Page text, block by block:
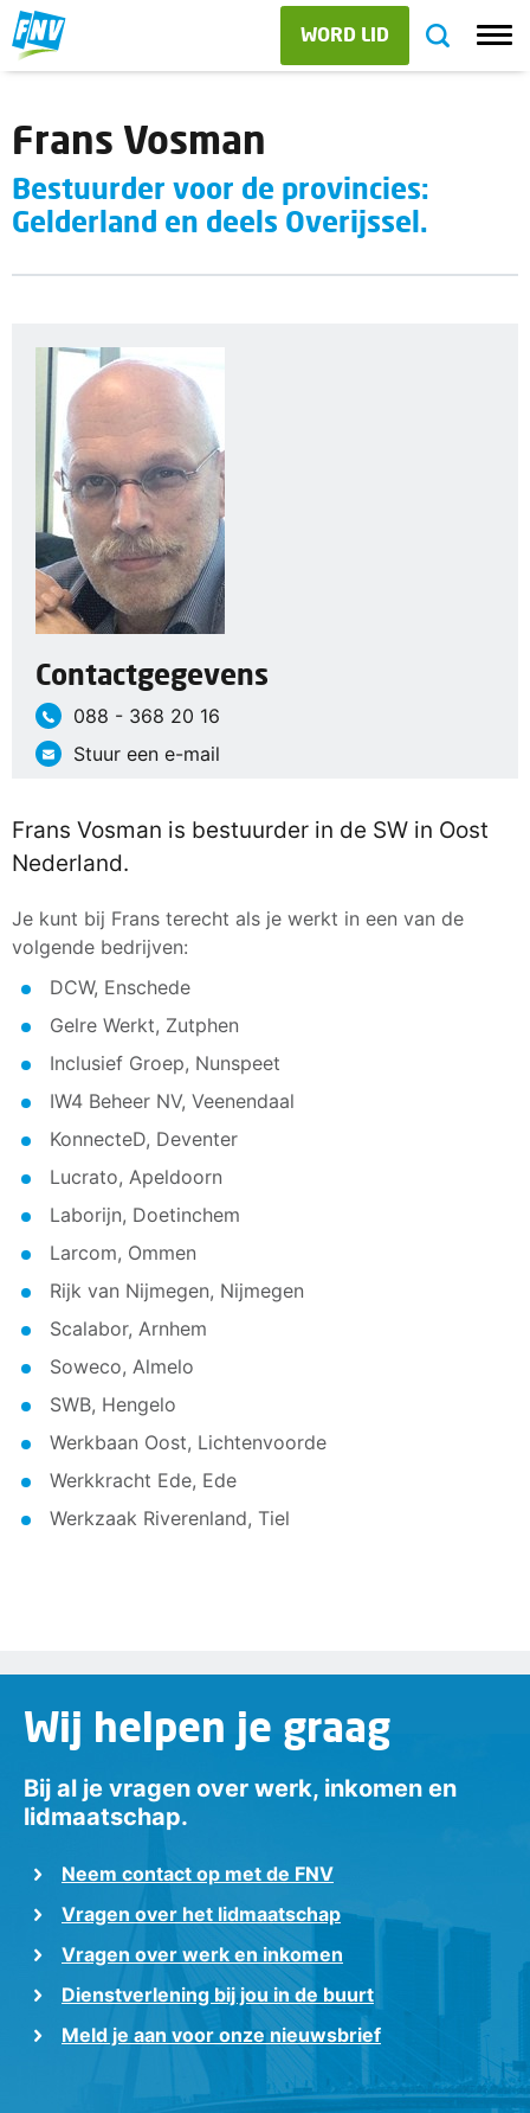
WORD LID
Frans Vosman
Bestuurder voor de provincies:
Gelderland en deels Overijssel.
Contactgegevens
088 - 368 20 16
Stuur een e-mail
Frans Vosman is bestuurder in de SW in Oost
Nederland.
Je kunt bij Frans terecht als je werkt in een van de
volgende bedrijven:
DCW, Enschede
Gelre Werkt, Zutphen
Inclusief Groep, Nunspeet
IW4 Beheer NV, Veenendaal
KonnecteD, Deventer
Lucrato, Apeldoorn
Laborijn, Doetinchem
Larcom, Ommen
Rijk van Nijmegen, Nijmegen
Scalabor, Arnhem
Soweco, Almelo
SWB, Hengelo
Werkbaan Oost, Lichtenvoorde
Werkkracht Ede, Ede
Werkzaak Riverenland, Tiel
Wij helpen je graag
Bij al je vragen over werk, inkomen en
lidmaatschap.
Neem contact op met de FNV
Vragen over het lidmaatschap
Vragen over werk en inkomen
Dienstverlening bij jou in de buurt
Meld je aan voor onze nieuwsbrief